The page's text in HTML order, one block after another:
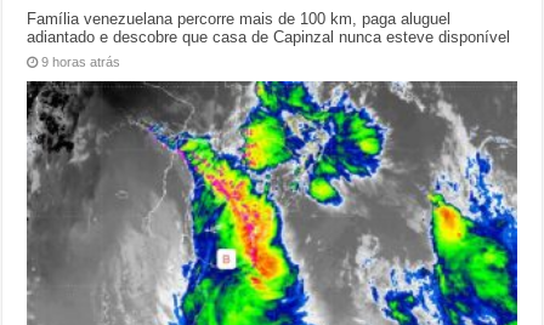
Família venezuelana percorre mais de 100 km, paga aluguel
adiantado e descobre que casa de Capinzal nunca esteve disponível
9 horas atrás